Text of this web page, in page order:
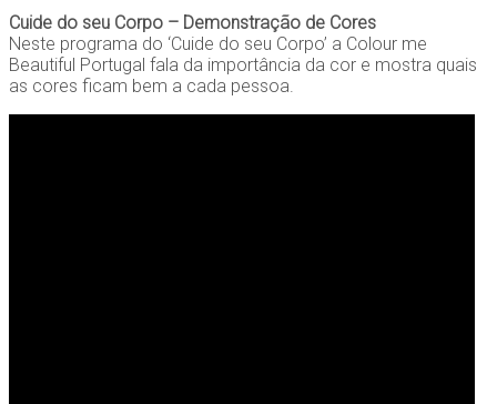
Cuide do seu Corpo – Demonstração de Cores
Neste programa do ‘Cuide do seu Corpo’ a Colour me
Beautiful Portugal fala da importância da cor e mostra quais
as cores ficam bem a cada pessoa.